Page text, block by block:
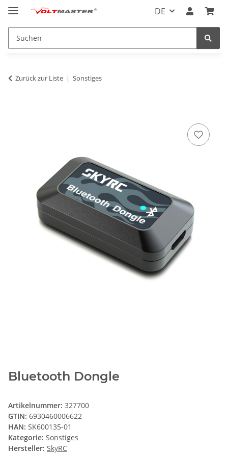
DE
Zurück zur Liste Sonstiges
Bluetooth Dongle
Artikelnummer: 327700
GTIN: 6930460006622
HAN: SK600135-01
Kategorie: Sonstiges
Hersteller: SkyRC